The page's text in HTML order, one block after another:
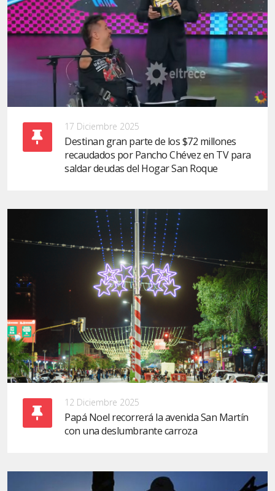
17 Diciembre 2025
Destinan gran parte de los $72 millones
recaudados por Pancho Chévez en TV para
saldar deudas del Hogar San Roque
12 Diciembre 2025
Papá Noel recorrerá la avenida San Martín
con una deslumbrante carroza